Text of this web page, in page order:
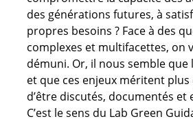
des générations futures, à
propres besoins ? Face à des
complexes et multifacettes, on
démuni. Or, il nous semble que
et que ces enjeux méritent plus
d’être discutés, documentés et
C’est le sens du Lab Green